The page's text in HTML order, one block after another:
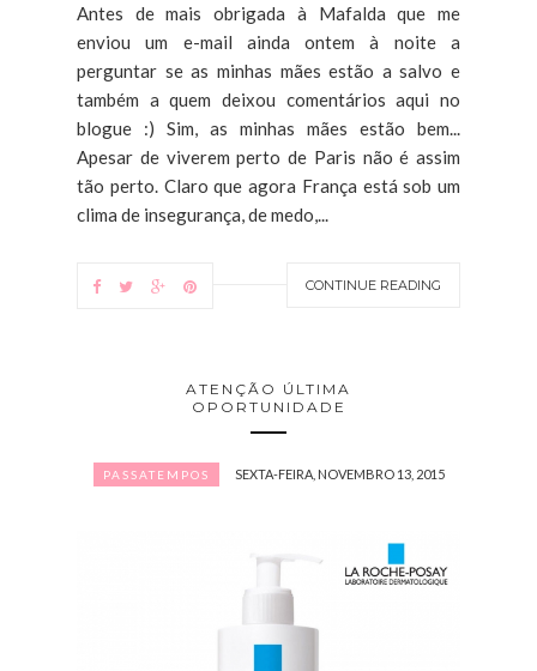
Antes de mais obrigada à Mafalda que me
enviou um e-mail ainda ontem à noite a
perguntar se as minhas mães estão a salvo e
também a quem deixou comentários aqui no
blogue :) Sim, as minhas mães estão bem...
Apesar de viverem perto de Paris não é assim
tão perto. Claro que agora França está sob um
clima de insegurança, de medo,...
CONTINUE READING
ATENÇÃO ÚLTIMA
OPORTUNIDADE
PASSATEMPOS SEXTA-FEIRA, NOVEMBRO 13, 2015